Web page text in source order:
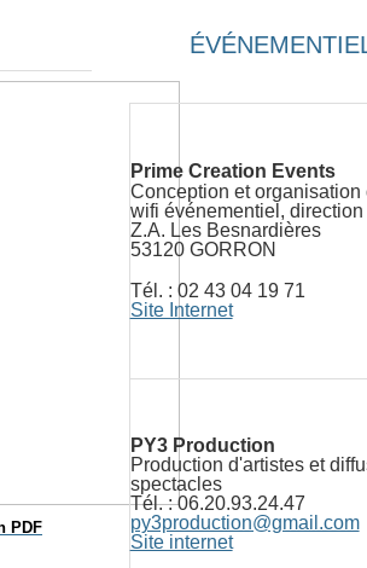
PDF
Prime Creation Events
Conception et organisation
wifi événementiel,
Z.A. Les Besnardières
53120 GORRON
Tél. : 02 43 04 19 71
Site Internet
PY3 Production
Production d'artistes et
spectacles
Tél. : 06.20.93.24.47
py3production@gmail.com
Site internet